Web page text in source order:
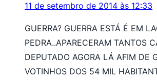
11 de setembro de 2014 às 12:33
GUERRA? GUERRA ESTÁ É EM
PEDRA..APARECERAM TANTOS
DEPUTADO AGORA LÁ AFIM DE
VOTINHOS DOS 54 MIL